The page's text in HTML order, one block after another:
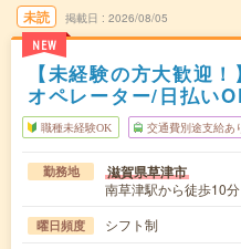
未読
NEW
掲載日 2026/08/05
【未経験の方大歓迎
オペレーター/日払い
職種未経験OK 交通費別途支給あ
勤務地 滋賀県草津市
南草津駅から徒歩10分
曜日頻度 シフト制